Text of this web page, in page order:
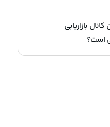
بازاریابی
است؟